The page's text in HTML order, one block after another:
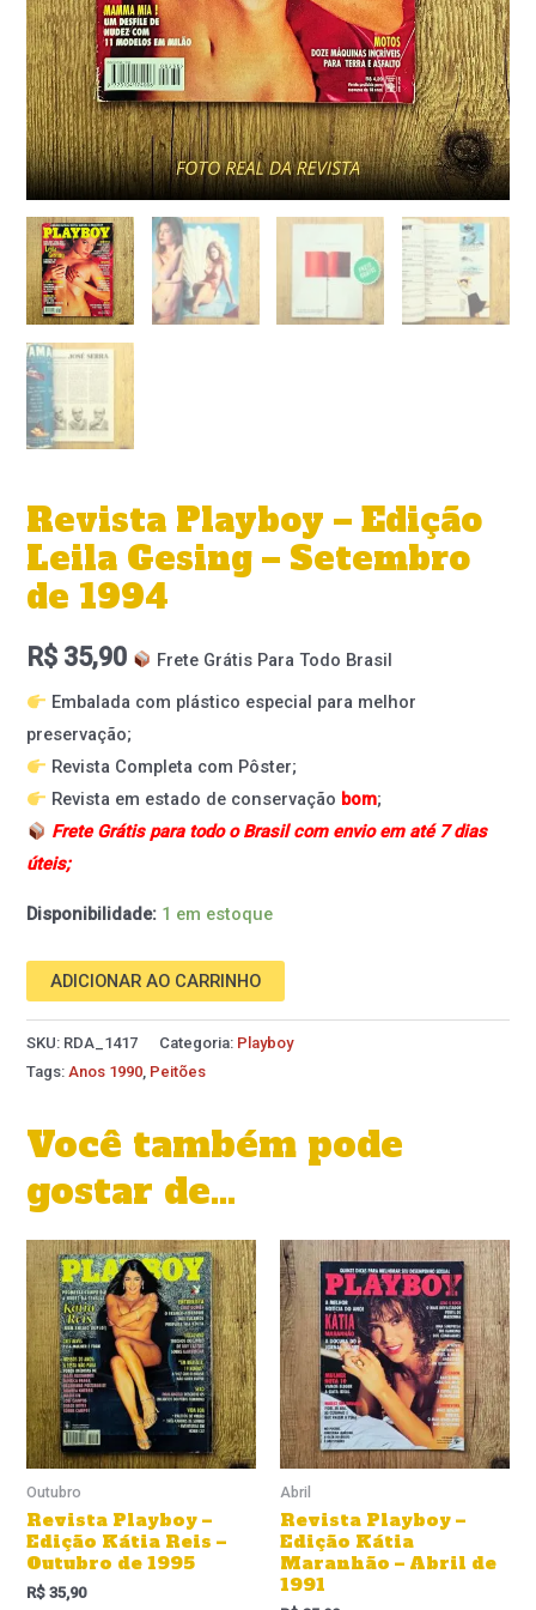
Revista Playboy – Edição
Leila Gesing – Setembro
de 1994
R$ 35,90
Frete Grátis Para Todo Brasil
Embalada com plástico especial para melhor
preservação;
Revista Completa com Pôster;
Revista em estado de conservação bom;
Frete Grátis para todo o Brasil com envio em até 7 dias
úteis;
Disponibilidade: 1 em estoque
ADICIONAR AO CARRINHO
SKU: RDA_1417 Categoria: Playboy
Tags: Anos 1990 Peitões
Você também pode
gostar de…
Outubro
Revista Playboy –
Edição Kátia Reis –
Outubro de 1995
R$ 35,90
Abril
Revista Playboy –
Edição Kátia
Maranhão – Abril de
1991